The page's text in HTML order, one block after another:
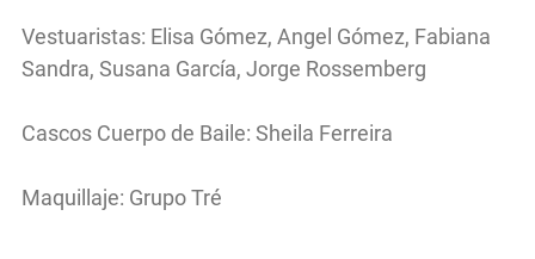
Vestuaristas: Elisa Gómez, Angel Gómez, Fabiana
Sandra, Susana García, Jorge Rossemberg
Cascos Cuerpo de Baile: Sheila Ferreira
Maquillaje: Grupo Tré